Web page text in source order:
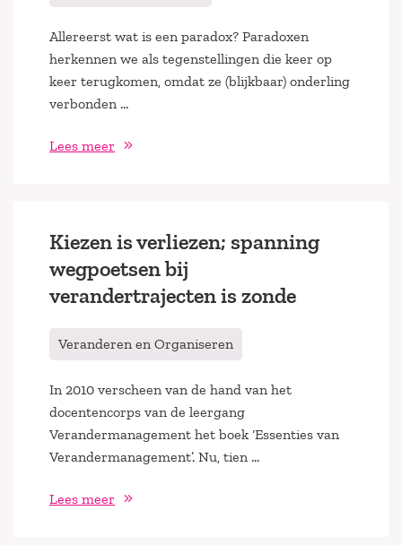
Allereerst wat is een paradox? Paradoxen
herkennen we als tegenstellingen die keer op
keer terugkomen, omdat ze (blijkbaar) onderling
verbonden …
Lees meer
Kiezen is verliezen; spanning
wegpoetsen bij
verandertrajecten is zonde
Veranderen en Organiseren
In 2010 verscheen van de hand van het
docentencorps van de leergang
Verandermanagement het boek ‘Essenties van
Verandermanagement’. Nu, tien …
Lees meer